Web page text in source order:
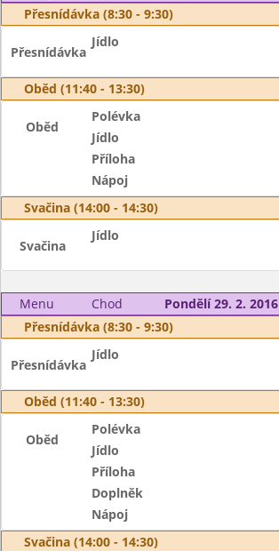
Přesnídávka (8:30 - 9:30)
Přesnídávka
Jídlo
Oběd (11:40 - 13:30)
Oběd
Polévka
Jídlo
Příloha
Nápoj
Svačina (14:00 - 14:30)
Svačina
Jídlo
Menu Chod
Pondělí 29. 2. 2016
Přesnídávka (8:30 - 9:30)
Přesnídávka
Jídlo
Oběd (11:40 - 13:30)
Oběd
Polévka
Jídlo
Příloha
Doplněk
Nápoj
Svačina (14:00 - 14:30)